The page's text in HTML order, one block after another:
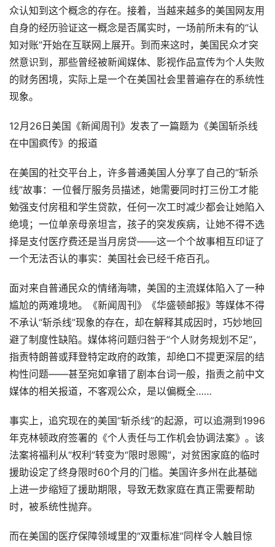
众认知到这个概念的存在。接着，当越来越多的美国网友用
自身的经历验证这一概念是否属实时，一场前所未有的“认
知对账”开始在互联网上展开。到而来这时，美国民众才突
然意识到，那些曾经被新闻媒体、影视作品宣传为个人失败
的财务困境，实际上是一个在美国社会里普遍存在的系统性
现象。
12月26日美国《新闻周刊》发表了一篇题为《美国斩杀线
在中国疯传》的报道
在美国的社交平台上，许多普通美国人分享了自己的“斩杀
线”故事：一位餐厅服务员描述，她需要同时打三份工才能
勉强支付房租和学生贷款，任何一次工时减少都会让她陷入
绝境；一位单亲母亲坦言，孩子的突发疾病，让她不得不选
择是支付医疗费还是当月房贷——这一个个故事相互印证了
一个无法否认的事实：美国社会已经千疮百孔。
面对来自普通民众的情绪海啸，美国的主流媒体陷入了一种
尴尬的两难境地。《新闻周刊》《华盛顿邮报》等媒体不得
不承认“斩杀线”现象的存在，却在解释其成因时，巧妙地回
避了制度性缺陷。媒体将问题归咎于“个人财务规划不足”，
指责特朗普或拜登特定政府的政策，却绝口不提更深层的结
构性问题——甚至宛如拿错了剧本台词一般，指责之前中文
媒体的相关报道，不客观公众，是以偏概全……
事实上，追究现在的美国“斩杀线”的起源，可以追溯到1996
年克林顿政府签署的《个人责任与工作机会协调法案》。该
法案将福利从“权利”转变为“限时恩赐”，对贫困家庭的临时
援助设定了终身限时60个月的门槛。美国许多州在此基础
上进一步缩短了援助期限，导致无数家庭在真正需要帮助
时，被系统性抛弃。
而在美国的医疗保障领域里的“双重标准”同样令人触目惊